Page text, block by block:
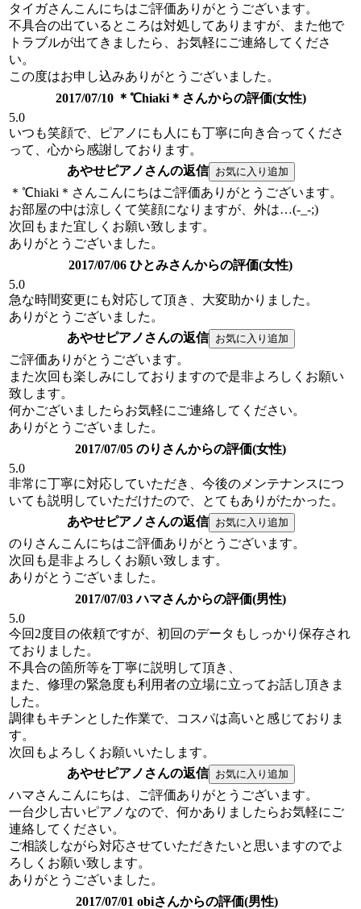
タイガさんこんにちはご評価ありがとうございます。
不具合の出ているところは対処してありますが、また他で
トラブルが出てきましたら、お気軽にご連絡してくださ
い。
この度はお申し込みありがとうございました。
2017/07/10 ＊℃hiaki＊さんからの評価(女性)
5.0
いつも笑顔で、ピアノにも人にも丁寧に向き合ってくださ
って、心から感謝しております。
あやせピアノさんの返信
＊℃hiaki＊さんこんにちはご評価ありがとうございます。
お部屋の中は涼しくて笑顔になりますが、外は…(-_-;)
次回もまた宜しくお願い致します。
ありがとうございました。
2017/07/06 ひとみさんからの評価(女性)
5.0
急な時間変更にも対応して頂き、大変助かりました。
ありがとうございました。
あやせピアノさんの返信
ご評価ありがとうございます。
また次回も楽しみにしておりますので是非よろしくお願い
致します。
何かございましたらお気軽にご連絡してください。
ありがとうございました。
2017/07/05 のりさんからの評価(女性)
5.0
非常に丁寧に対応していただき、今後のメンテナンスにつ
いても説明していただけたので、とてもありがたかった。
あやせピアノさんの返信
のりさんこんにちはご評価ありがとうございます。
次回も是非よろしくお願い致します。
ありがとうございました。
2017/07/03 ハマさんからの評価(男性)
5.0
今回2度目の依頼ですが、初回のデータもしっかり保存され
ておりました。
不具合の箇所等を丁寧に説明して頂き、
また、修理の緊急度も利用者の立場に立ってお話し頂きま
した。
調律もキチンとした作業で、コスパは高いと感じておりま
す。
次回もよろしくお願いいたします。
あやせピアノさんの返信
ハマさんこんにちは、ご評価ありがとうございます。
一台少し古いピアノなので、何かありましたらお気軽にご
連絡してください。
ご相談しながら対応させていただきたいと思いますのでよ
ろしくお願い致します。
ありがとうございました。
2017/07/01 obiさんからの評価(男性)